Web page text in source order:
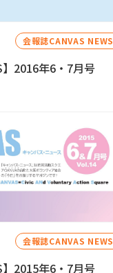
会報誌CANVAS NEWS
】2016年6・7月号
会報誌CANVAS NEWS
】2015年6・7月号